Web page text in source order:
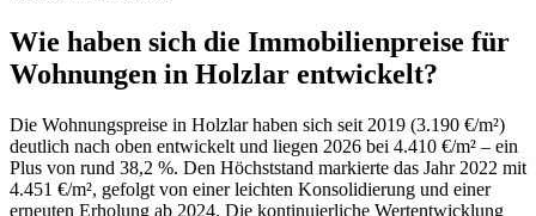
Wie haben sich die Immobilienpreise für
Wohnungen in Holzlar entwickelt?
Die Wohnungspreise in Holzlar haben sich seit 2019 (3.190 €/m²)
deutlich nach oben entwickelt und liegen 2026 bei 4.410 €/m² – ein
Plus von rund 38,2 %. Den Höchststand markierte das Jahr 2022 mit
4.451 €/m², gefolgt von einer leichten Konsolidierung und einer
erneuten Erholung ab 2024. Die kontinuierliche Wertentwicklung